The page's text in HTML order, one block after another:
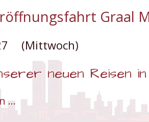
Shanties
&
im
Norden
Graal
(Mittwoch)
neuen Reisen
… Saisoneröffnungsfahrt
Graal
Müritz